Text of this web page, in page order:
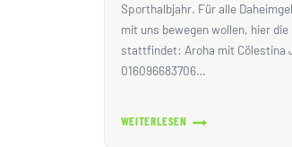
Sporthalbjahr. Für alle
mit uns bewegen wollen, hier
stattfindet: Aroha mit Cölestina
016096683706…
WEITERLESEN
SPORT